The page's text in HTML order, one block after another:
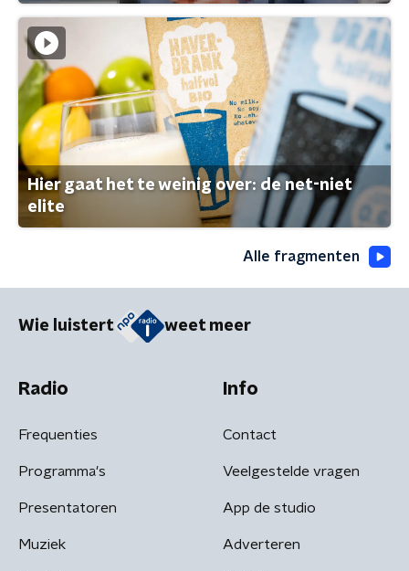
Hier gaat het te weinig over: de net-niet
elite
Alle fragmenten
Wie luistert weet meer
Radio
Frequenties
Programma's
Presentatoren
Muziek
Info
Contact
Veelgestelde vragen
App de studio
Adverteren